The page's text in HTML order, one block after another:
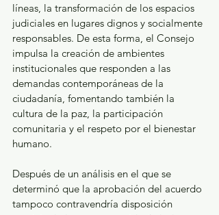
líneas, la transformación de los espacios
judiciales en lugares dignos y socialmente
responsables. De esta forma, el Consejo
impulsa la creación de ambientes
institucionales que responden a las
demandas contemporáneas de la
ciudadanía, fomentando también la
cultura de la paz, la participación
comunitaria y el respeto por el bienestar
humano.
Después de un análisis en el que se
determinó que la aprobación del acuerdo
tampoco contravendría disposición